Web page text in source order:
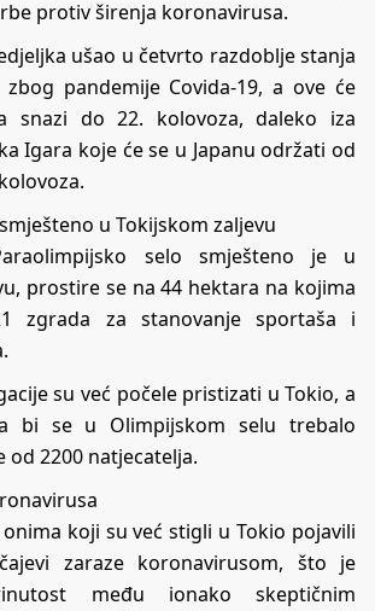
protiv širenja koronavirusa.
ušao u četvrto razdoblje stanja
pandemije Covida-19, a ove će
snazi do 22. kolovoza, daleko iza
Igara koje će se u Japanu održati od
u Tokijskom zaljevu
selo smješteno je u
prostire se na 44 hektara na kojima
zgrada za stanovanje sportaša i
su već počele pristizati u Tokio, a
bi se u Olimpijskom selu trebalo
od 2200 natjecatelja.
koji su već stigli u Tokio pojavili
zaraze koronavirusom, što je
među ionako skeptičnim